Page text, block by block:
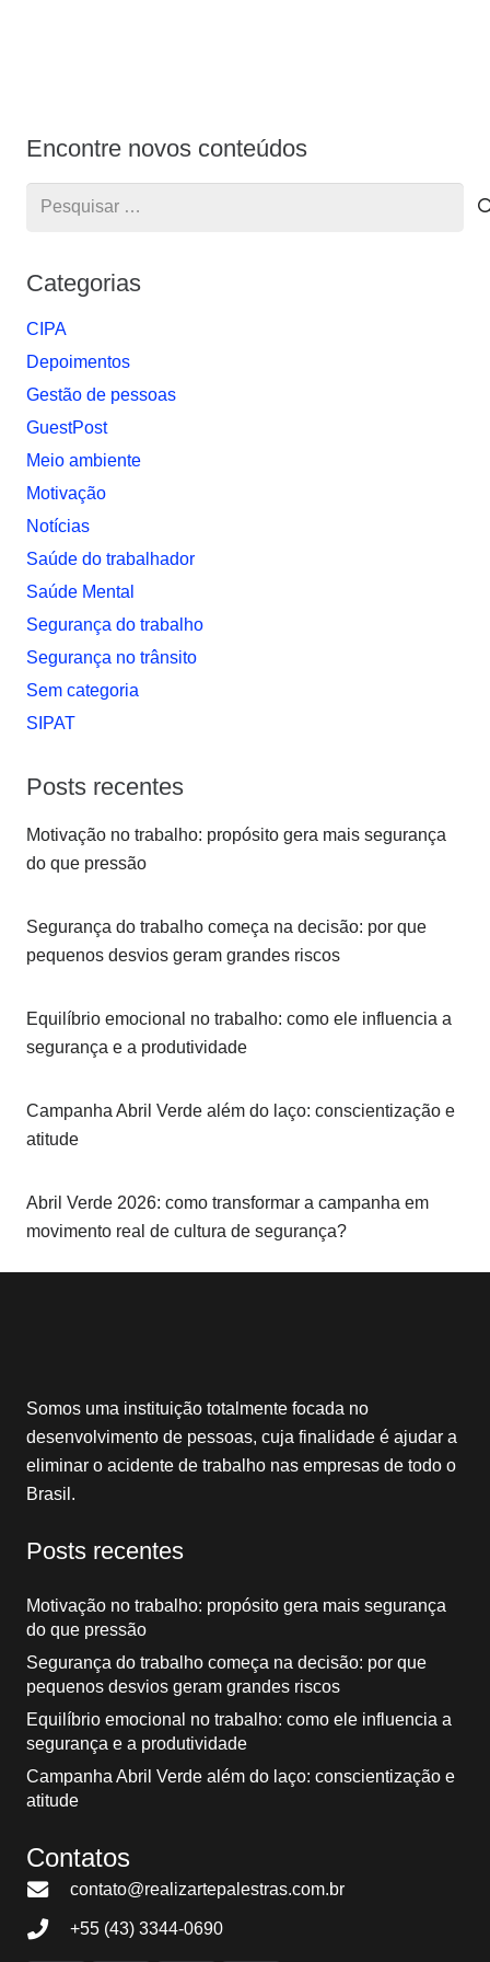
Encontre novos conteúdos
Pesquisar
Categorias
CIPA
Depoimentos
Gestão de pessoas
GuestPost
Meio ambiente
Motivação
Notí­cias
Saúde do trabalhador
Saúde Mental
Segurança do trabalho
Segurança no trânsito
Sem categoria
SIPAT
Posts recentes
Motivação no trabalho: propósito gera mais segurança
do que pressão
Segurança do trabalho começa na decisão: por que
pequenos desvios geram grandes riscos
Equilíbrio emocional no trabalho: como ele influencia a
segurança e a produtividade
Campanha Abril Verde além do laço: conscientização e
atitude
Abril Verde 2026: como transformar a campanha em
movimento real de cultura de segurança?
Somos uma instituição totalmente focada no
desenvolvimento de pessoas, cuja finalidade é ajudar a
eliminar o acidente de trabalho nas empresas de todo o
Brasil.
Posts recentes
Motivação no trabalho: propósito gera mais segurança
do que pressão
Segurança do trabalho começa na decisão: por que
pequenos desvios geram grandes riscos
Equilíbrio emocional no trabalho: como ele influencia a
segurança e a produtividade
Campanha Abril Verde além do laço: conscientização e
atitude
Contatos
contato@realizartepalestras.com.br
+55 (43) 3344-0690